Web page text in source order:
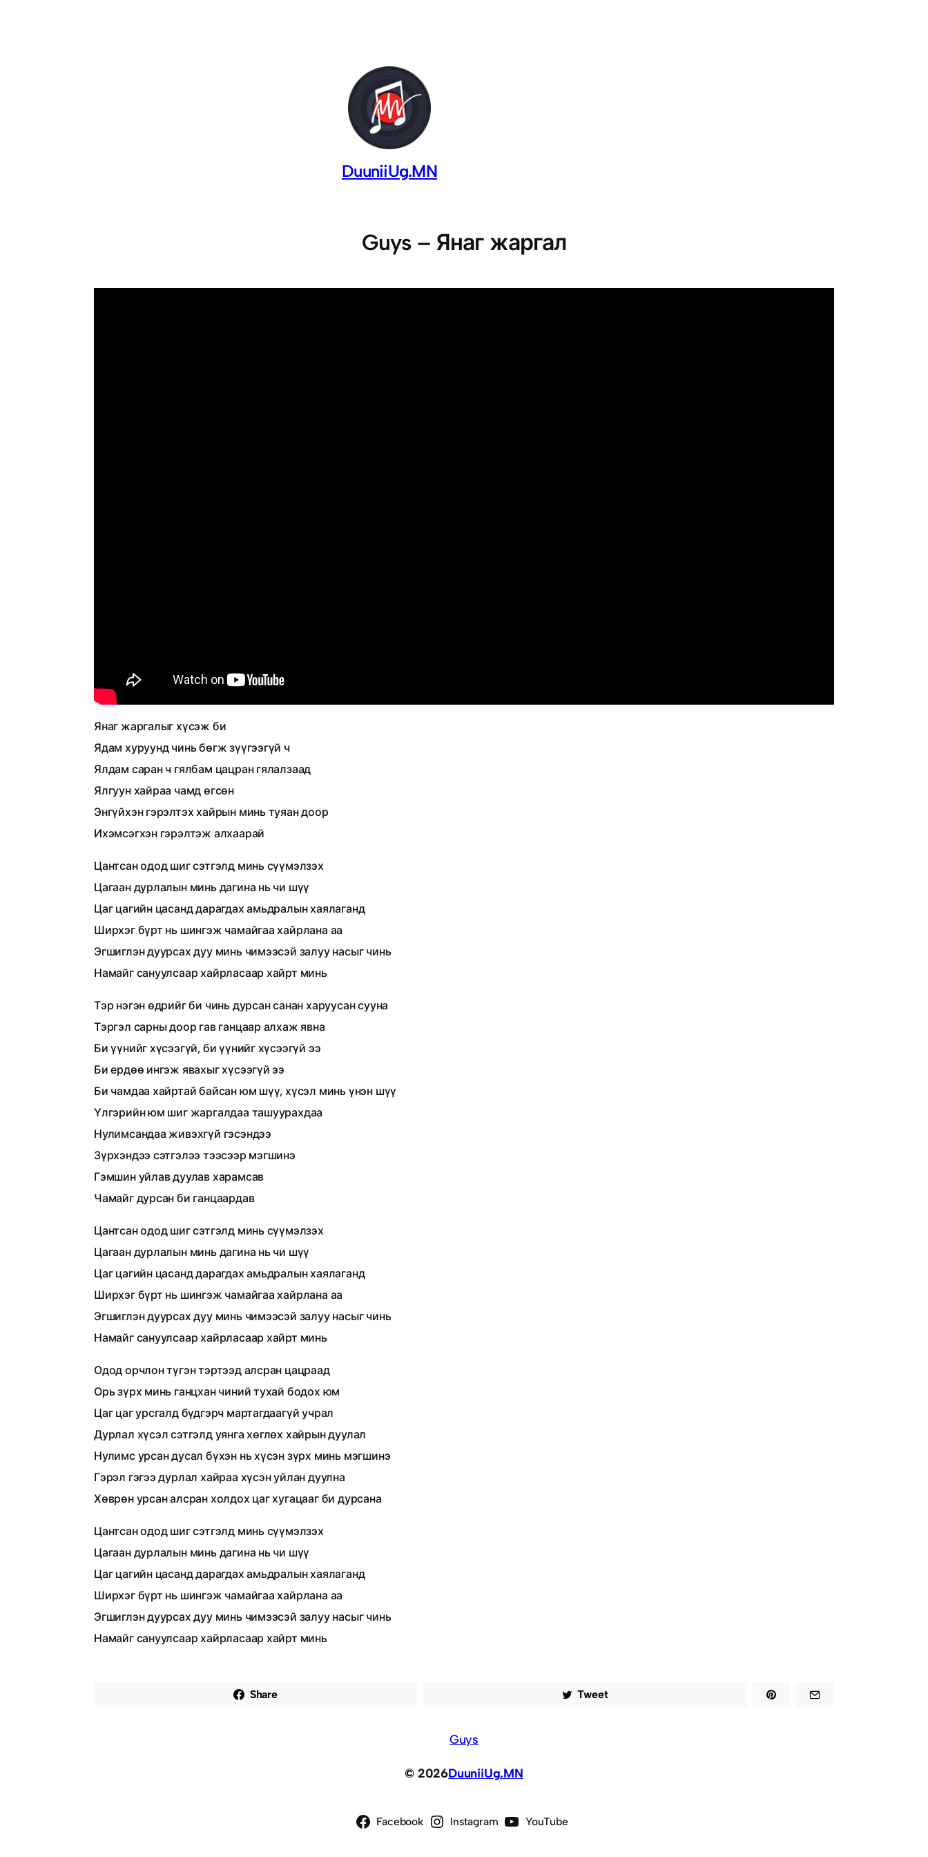
DuuniiUg.MN
Guys – Янаг жаргал
Янаг жаргалыг хүсэж би
Ядам хуруунд чинь бөгж зүүгээгүй ч
Ялдам саран ч гялбам цацран гялалзаад
Ялгуун хайраа чамд өгсөн
Энгүйхэн гэрэлтэх хайрын минь туяан доор
Ихэмсэгхэн гэрэлтэж алхаарай
Цантсан одод шиг сэтгэлд минь сүүмэлзэх
Цагаан дурлалын минь дагина нь чи шүү
Цаг цагийн цасанд дарагдах амьдралын хаялаганд
Ширхэг бүрт нь шингэж чамайгаа хайрлана аа
Эгшиглэн дуурсах дуу минь чимээсэй залуу насыг чинь
Намайг сануулсаар хайрласаар хайрт минь
Тэр нэгэн өдрийг би чинь дурсан санан харуусан сууна
Тэргэл сарны доор гав ганцаар алхаж явна
Би үүнийг хүсээгүй, би үүнийг хүсээгүй ээ
Би ердөө ингэж явахыг хүсээгүй ээ
Би чамдаа хайртай байсан юм шүү, хүсэл минь үнэн шүү
Үлгэрийн юм шиг жаргалдаа ташуурахдаа
Нулимсандаа живэхгүй гэсэндээ
Зүрхэндээ сэтгэлээ тээсээр мэгшинэ
Гэмшин уйлав дуулав харамсав
Чамайг дурсан би ганцаардав
Цантсан одод шиг сэтгэлд минь сүүмэлзэх
Цагаан дурлалын минь дагина нь чи шүү
Цаг цагийн цасанд дарагдах амьдралын хаялаганд
Ширхэг бүрт нь шингэж чамайгаа хайрлана аа
Эгшиглэн дуурсах дуу минь чимээсэй залуу насыг чинь
Намайг сануулсаар хайрласаар хайрт минь
Одод орчлон түгэн тэртээд алсран цацраад
Орь зүрх минь ганцхан чиний тухай бодох юм
Цаг цаг урсгалд бүдгэрч мартагдаагүй учрал
Дурлал хүсэл сэтгэлд уянга хөглөх хайрын дуулал
Нулимс урсан дусал бүхэн нь хүсэн зүрх минь мэгшинэ
Гэрэл гэгээ дурлал хайраа хүсэн уйлан дуулна
Хөврөн урсан алсран холдох цаг хугацааг би дурсана
Цантсан одод шиг сэтгэлд минь сүүмэлзэх
Цагаан дурлалын минь дагина нь чи шүү
Цаг цагийн цасанд дарагдах амьдралын хаялаганд
Ширхэг бүрт нь шингэж чамайгаа хайрлана аа
Эгшиглэн дуурсах дуу минь чимээсэй залуу насыг чинь
Намайг сануулсаар хайрласаар хайрт минь
Share Tweet
Guys
© 2026DuuniiUg.MN
Facebook Instagram YouTube